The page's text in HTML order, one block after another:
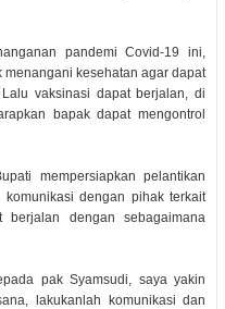
pandemi Covid-19 ini,
kesehatan agar dapat
vaksinasi dapat berjalan, di
bapak dapat mengontrol
mempersiapkan pelantikan
dengan pihak terkait
dengan sebagaimana
pak Syamsudi, saya yakin
lakukanlah komunikasi dan